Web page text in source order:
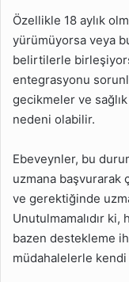
Özellikle 18 aylık
yürümüyorsa veya
belirtilerle
entegrasyonu
gecikmeler ve
nedeni olabilir.
Ebeveynler, bu
uzmana başvurarak
ve gerektiğinde
Unutulmamalıdır
bazen destekleme
müdahalelerle